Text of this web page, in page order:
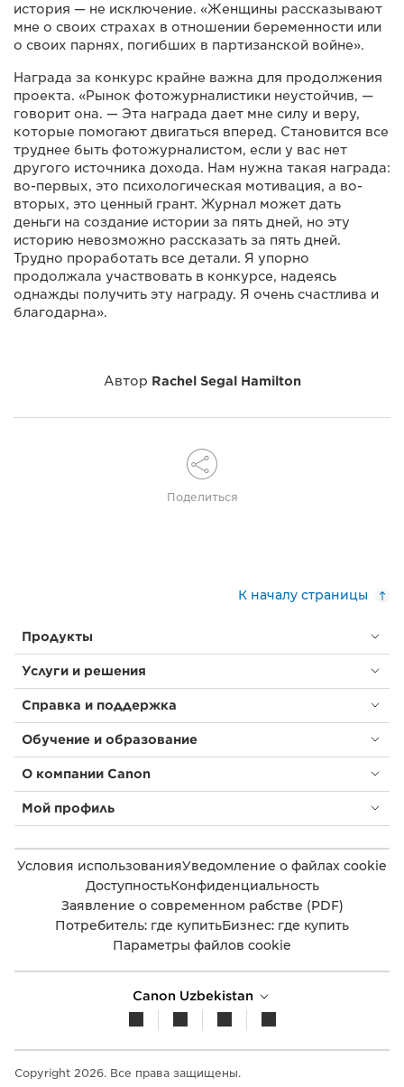
история — не исключение. «Женщины рассказывают
мне о своих страхах в отношении беременности или
о своих парнях, погибших в партизанской войне».
Награда за конкурс крайне важна для продолжения
проекта. «Рынок фотожурналистики неустойчив, —
говорит она. — Эта награда дает мне силу и веру,
которые помогают двигаться вперед. Становится все
труднее быть фотожурналистом, если у вас нет
другого источника дохода. Нам нужна такая награда:
во-первых, это психологическая мотивация, а во-
вторых, это ценный грант. Журнал может дать
деньги на создание истории за пять дней, но эту
историю невозможно рассказать за пять дней.
Трудно проработать все детали. Я упорно
продолжала участвовать в конкурсе, надеясь
однажды получить эту награду. Я очень счастлива и
благодарна».
Автор Rachel Segal Hamilton
Поделиться
К началу страницы
Продукты
Услуги и решения
Справка и поддержка
Обучение и образование
О компании Canon
Мой профиль
Условия использованияУведомление о файлах cookie
ДоступностьКонфиденциальность
Заявление о современном рабстве (PDF)
Потребитель: где купитьБизнес: где купить
Параметры файлов cookie
Canon Uzbekistan
Copyright 2026. Все права защищены.